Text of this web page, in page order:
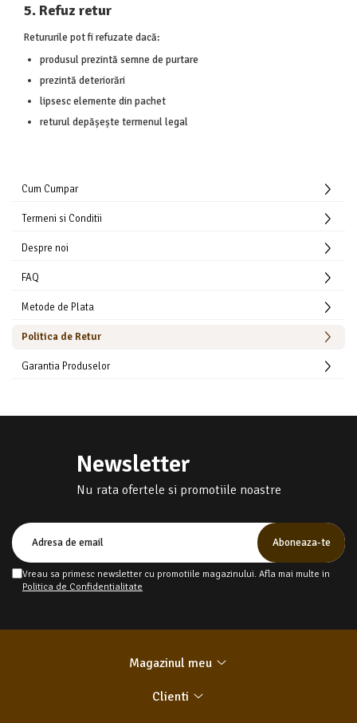
5. Refuz retur
Retururile pot fi refuzate dacă:
produsul prezintă semne de purtare
prezintă deteriorări
lipsesc elemente din pachet
returul depășește termenul legal
Cum Cumpar
Termeni si Conditii
Despre noi
FAQ
Metode de Plata
Politica de Retur
Garantia Produselor
Newsletter
Nu rata ofertele si promotiile noastre
Vreau sa primesc newsletter cu promotiile magazinului. Afla mai multe in
Politica de Confidentialitate
Magazinul meu
Clienti